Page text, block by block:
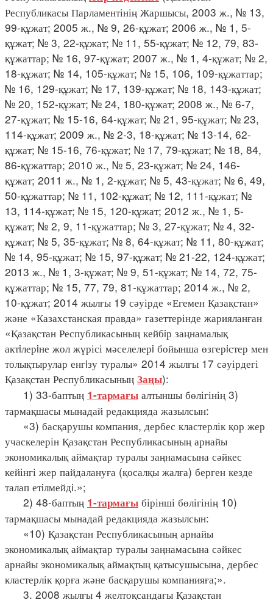
Республикасы Парламентінің Жаршысы, 2003 ж., № 13,
99-құжат; 2005 ж., № 9, 26-құжат; 2006 ж., № 1, 5-
құжат; № 3, 22-құжат; № 11, 55-құжат; № 12, 79, 83-
құжаттар; № 16, 97-құжат; 2007 ж., № 1, 4-құжат; № 2,
18-құжат; № 14, 105-құжат; № 15, 106, 109-құжаттар;
№ 16, 129-құжат; № 17, 139-құжат; № 18, 143-құжат;
№ 20, 152-құжат; № 24, 180-құжат; 2008 ж., № 6-7,
27-құжат; № 15-16, 64-құжат; № 21, 95-құжат; № 23,
114-құжат; 2009 ж., № 2-3, 18-құжат; № 13-14, 62-
құжат; № 15-16, 76-құжат; № 17, 79-құжат; № 18, 84,
86-құжаттар; 2010 ж., № 5, 23-құжат; № 24, 146-
құжат; 2011 ж., № 1, 2-құжат; № 5, 43-құжат; № 6, 49,
50-құжаттар; № 11, 102-құжат; № 12, 111-құжат; №
13, 114-құжат; № 15, 120-құжат; 2012 ж., № 1, 5-
құжат; № 2, 9, 11-құжаттар; № 3, 27-құжат; № 4, 32-
құжат; № 5, 35-құжат; № 8, 64-құжат; № 11, 80-құжат;
№ 14, 95-құжат; № 15, 97-құжат; № 21-22, 124-құжат;
2013 ж., № 1, 3-құжат; № 9, 51-құжат; № 14, 72, 75-
құжаттар; № 15, 77, 79, 81-құжаттар; 2014 ж., № 2,
10-құжат; 2014 жылғы 19 сәуірде «Егемен Қазақстан»
және «Казахстанская правда» газеттерінде жарияланған
«Қазақстан Республикасының кейбiр заңнамалық
актiлерiне жол жүрісі мәселелерi бойынша өзгерiстер мен
толықтырулар енгiзу туралы» 2014 жылғы 17 сәуірдегі
Қазақстан Республикасының Заңы):
1) 33-баптың 1-тармағы алтыншы бөлігінің 3)
тармақшасы мынадай редакцияда жазылсын:
«3) басқарушы компания, дербес кластерлік қор жер
учаскелерін Қазақстан Республикасының арнайы
экономикалық аймақтар туралы заңнамасына сәйкес
кейінгі жер пайдалануға (қосалқы жалға) берген кезде
талап етiлмейдi.»;
2) 48-баптың 1-тармағы бірінші бөлігінің 10)
тармақшасы мынадай редакцияда жазылсын:
«10) Қазақстан Республикасының арнайы
экономикалық аймақтар туралы заңнамасына сәйкес
арнайы экономикалық аймақтың қатысушысына, дербес
кластерлік қорға және басқарушы компанияға;».
3. 2008 жылғы 4 желтоқсандағы Қазақстан